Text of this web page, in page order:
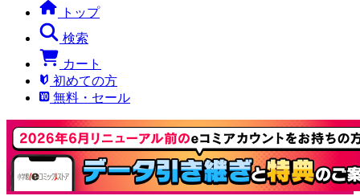
トップ
検索
カート
初めての方
無料・セール